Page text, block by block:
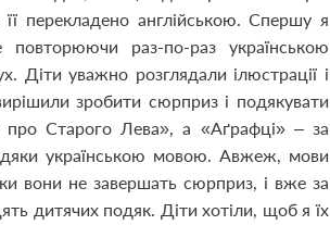
перекладено англійською. Спершу я
повторюючи раз-по-раз українською
Діти уважно розглядали ілюстрації і
зробити сюрприз і подякувати
Старого Лева», а «Аґрафці» – за
українською мовою. Авжеж, мови
вони не завершать сюрприз, і вже за
дитячих подяк. Діти хотіли, щоб я їх